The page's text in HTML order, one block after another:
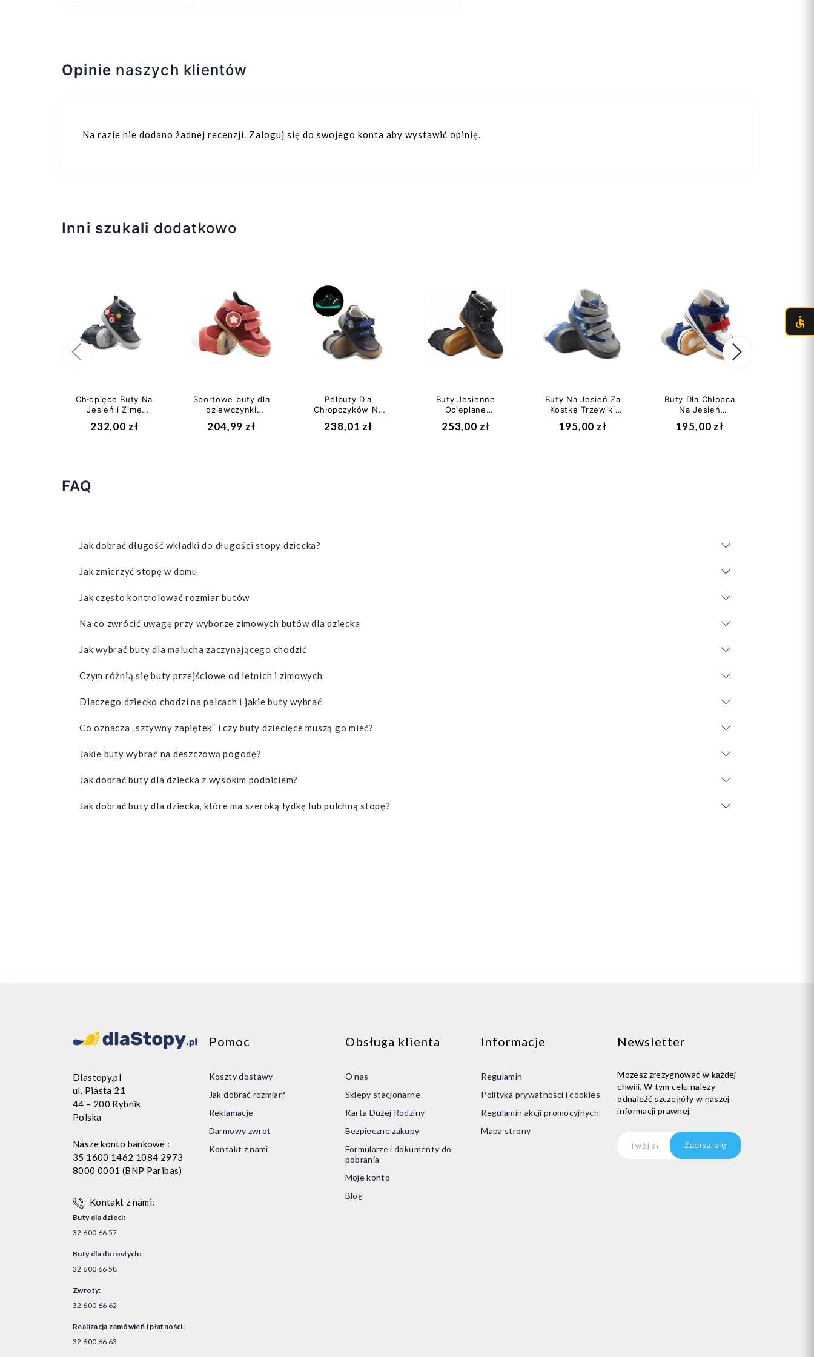
Opinie naszych klientów
Na razie nie dodano żadnej recenzji. Zaloguj się do swojego konta aby wystawić opinię.
Inni szukali dodatkowo
Chłopięce Buty Na
Jesień i Zimę
DD STEP...
232,00 zł
Sportowe buty dla
dziewczynki
Ameko Winter-
204,99 zł
Półbuty Dla
Chłopczyków Na
Barefoot DD
238,01 zł
Buty Jesienne
Ocieplane
22-19 32-19 42-19
253,00 zł
Buty Na Jesień Za
Kostkę Trzewiki
195,00 zł
Buty Dla Chłopca
Na Jesień
116150-04
195,00 zł
Poprzedni
FAQ
Jak dobrać długość wkładki do długości stopy dziecka?
Jak zmierzyć stopę w domu
Jak często kontrolować rozmiar butów
Na co zwrócić uwagę przy wyborze zimowych butów dla dziecka
Jak wybrać buty dla malucha zaczynającego chodzić
Czym różnią się buty przejściowe od letnich i zimowych
Dlaczego dziecko chodzi na palcach i jakie buty wybrać
Co oznacza „sztywny zapiętek” i czy buty dziecięce muszą go mieć?
Jakie buty wybrać na deszczową pogodę?
Jak dobrać buty dla dziecka z wysokim podbiciem?
Jak dobrać buty dla dziecka, które ma szeroką łydkę lub pulchną stopę?
Dlastopy.pl
ul. Piasta 21
44 – 200 Rybnik
Polska
Nasze konto bankowe :
35 1600 1462 1084 2973
8000 0001 (BNP Paribas)
Kontakt z nami:
Buty dla dzieci:
32 600 66 57
Buty dla dorosłych:
32 600 66 58
Zwroty:
32 600 66 62
Realizacja zamówień i płatności:
32 600 66 63
Pomoc
Koszty dostawy
Jak dobrać rozmiar?
Reklamacje
Darmowy zwrot
Kontakt z nami
Obsługa klienta
O nas
Sklepy stacjonarne
Karta Dużej Rodziny
Bezpieczne zakupy
Formularze i dokumenty do
pobrania
Moje konto
Blog
Informacje
Regulamin
Polityka prywatności i cookies
Regulamin akcji promocyjnych
Mapa strony
Newsletter
Możesz zrezygnować w każdej
chwili. W tym celu należy
odnaleźć szczegóły w naszej
informacji prawnej.